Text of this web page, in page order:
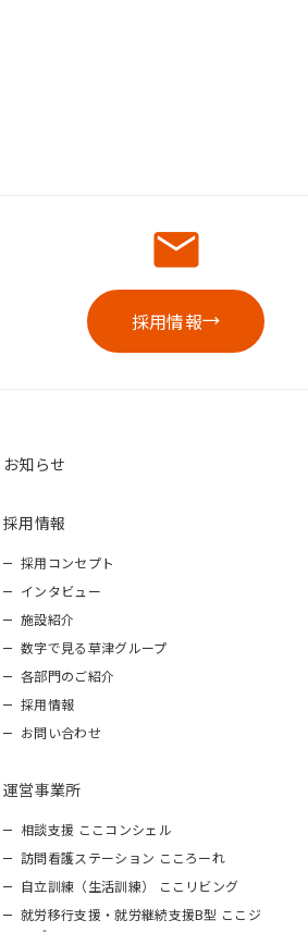
採用情報
お知らせ
採用情報
採用コンセプト
インタビュー
施設紹介
数字で見る草津グループ
各部門のご紹介
採用情報
お問い合わせ
運営事業所
相談支援 ここコンシェル
訪問看護ステーション こころーれ
自立訓練（生活訓練） ここリビング
就労移行支援・就労継続支援B型 ここジ